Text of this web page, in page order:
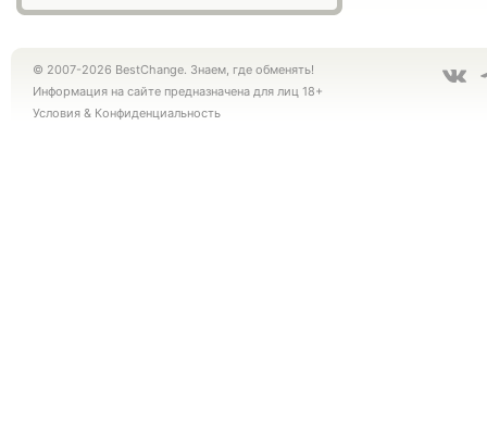
© 2007-2026 BestChange. Знаем, где обменять!
Информация на сайте предназначена для лиц 18+
Условия & Конфиденциальность